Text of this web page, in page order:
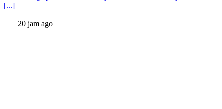
[...]
20 jam ago